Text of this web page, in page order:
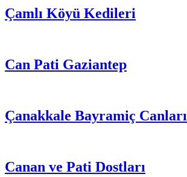
Çamlı Köyü Kedileri
Can Pati Gaziantep
Çanakkale Bayramiç Canları
Canan ve Pati Dostları